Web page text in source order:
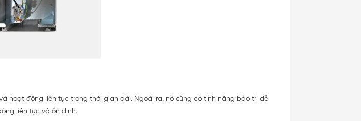
hoạt động liên tục trong thời gian dài. Ngoài ra, nó cũng có tính năng bảo trì dễ
liên tục và ổn định.